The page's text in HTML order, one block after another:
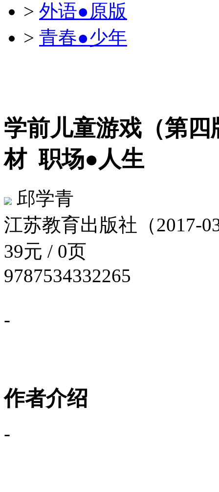
> 外语●原版
> 青春●少年
学前儿童游戏（第四
材职场●人生
邱学青
江苏教育出版社（2017-
39元 / 0页
9787534332265
-
作者介绍
-